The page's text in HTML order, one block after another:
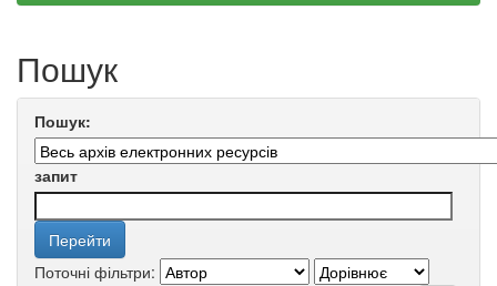
Пошук
Пошук:
запит
Поточні фільтри: